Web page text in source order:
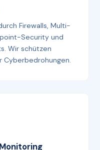
Firewalls, Multi-
Security und
Wir schützen
Cyberbedrohungen.